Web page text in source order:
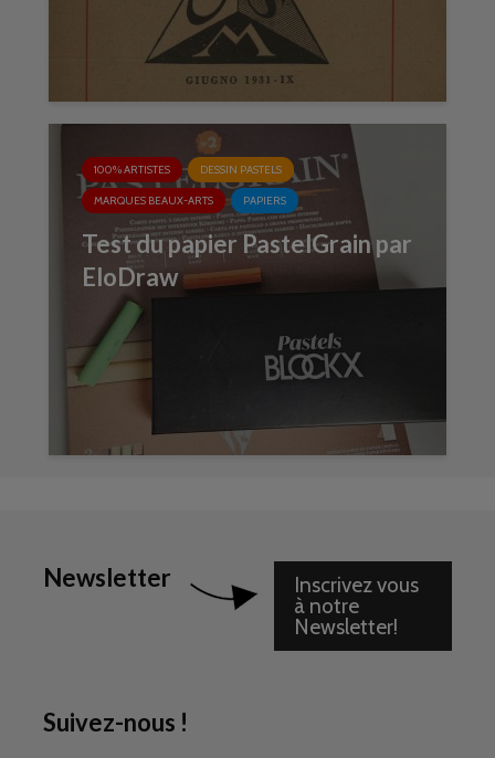
100% ARTISTES DESSIN PASTELS
MARQUES BEAUX-ARTS PAPIERS
Test du papier PastelGrain par
EloDraw
Newsletter
Inscrivez vous
à notre
Newsletter!
Suivez-nous !